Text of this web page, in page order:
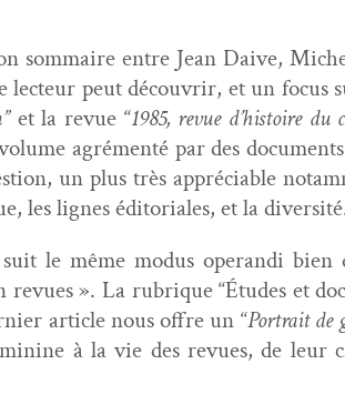
som­maire entre Jean Daive,
peut décou­vrir, et un focus
et la revue “1985, revue d’histoire du
agré­men­té par des
un plus très appré­cia­ble
les lignes édi­to­ri­ales, et la
le même modus operan­di bien
». La rubrique “Études et
arti­cle nous offre un “Por­trait de
à la vie des revues, de